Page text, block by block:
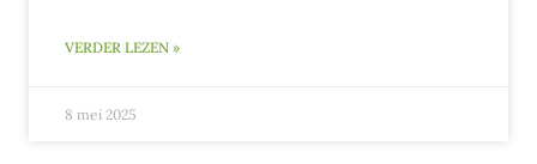
VERDER LEZEN »
8 mei 2025